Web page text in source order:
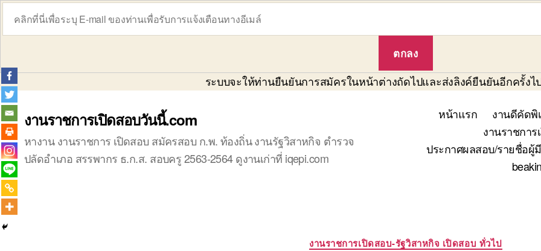
ระบบจะให้ท่านยืนยันการสมัครในหน้าต่างถัดไปและส่งลิงค์ยืนยันอีกครั้งไ
งานราชการเปิดสอบวันนี้.com
หางาน งานราชการ เปิดสอบ สมัครสอบ ก.พ. ท้องถิ่น งานรัฐวิสาหกิจ ตำรวจ
ปลัดอำเภอ สรรพากร ธ.ก.ส. สอบครู 2563-2564 ดูงานเก่าที่ iqepi.com
หน้าแรก
งานดีคัดพิ
งานราชกา
ประกาศผลสอบ/รายชื่อผู้
Categories
งานราชการเปิดสอบ-รัฐวิสาหกิจ เปิดสอบ ทั่วไป